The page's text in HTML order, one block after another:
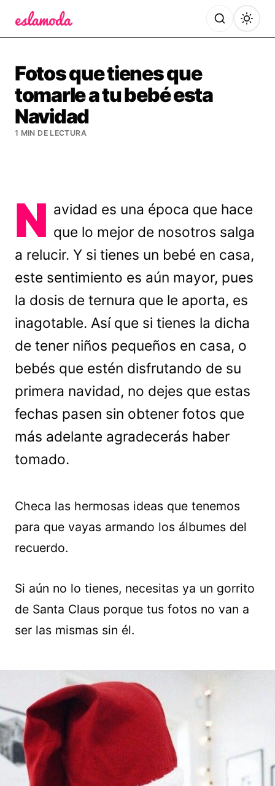
Fotos que tienes que
tomarle a tu bebé esta
Navidad
1 MIN DE LECTURA
N avidad es una época que hace
que lo mejor de nosotros salga
a relucir. Y si tienes un bebé en casa,
este sentimiento es aún mayor, pues
la dosis de ternura que le aporta, es
inagotable. Así que si tienes la dicha
de tener niños pequeños en casa, o
bebés que estén disfrutando de su
primera navidad, no dejes que estas
fechas pasen sin obtener fotos que
más adelante agradecerás haber
tomado.
Checa las hermosas ideas que tenemos
para que vayas armando los álbumes del
recuerdo.
Si aún no lo tienes, necesitas ya un gorrito
de Santa Claus porque tus fotos no van a
ser las mismas sin él.